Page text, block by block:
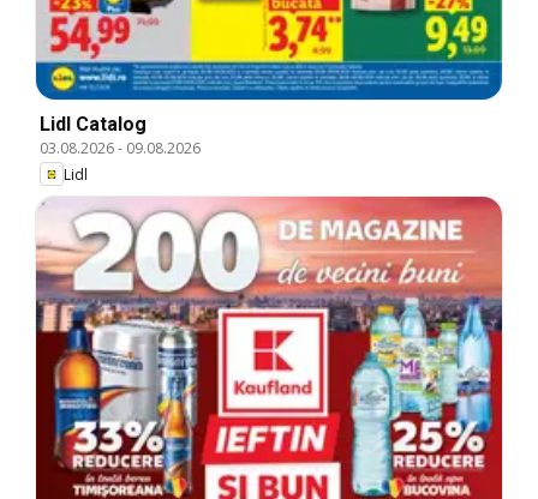
Lidl Catalog
03.08.2026- 09.08.2026
Lidl